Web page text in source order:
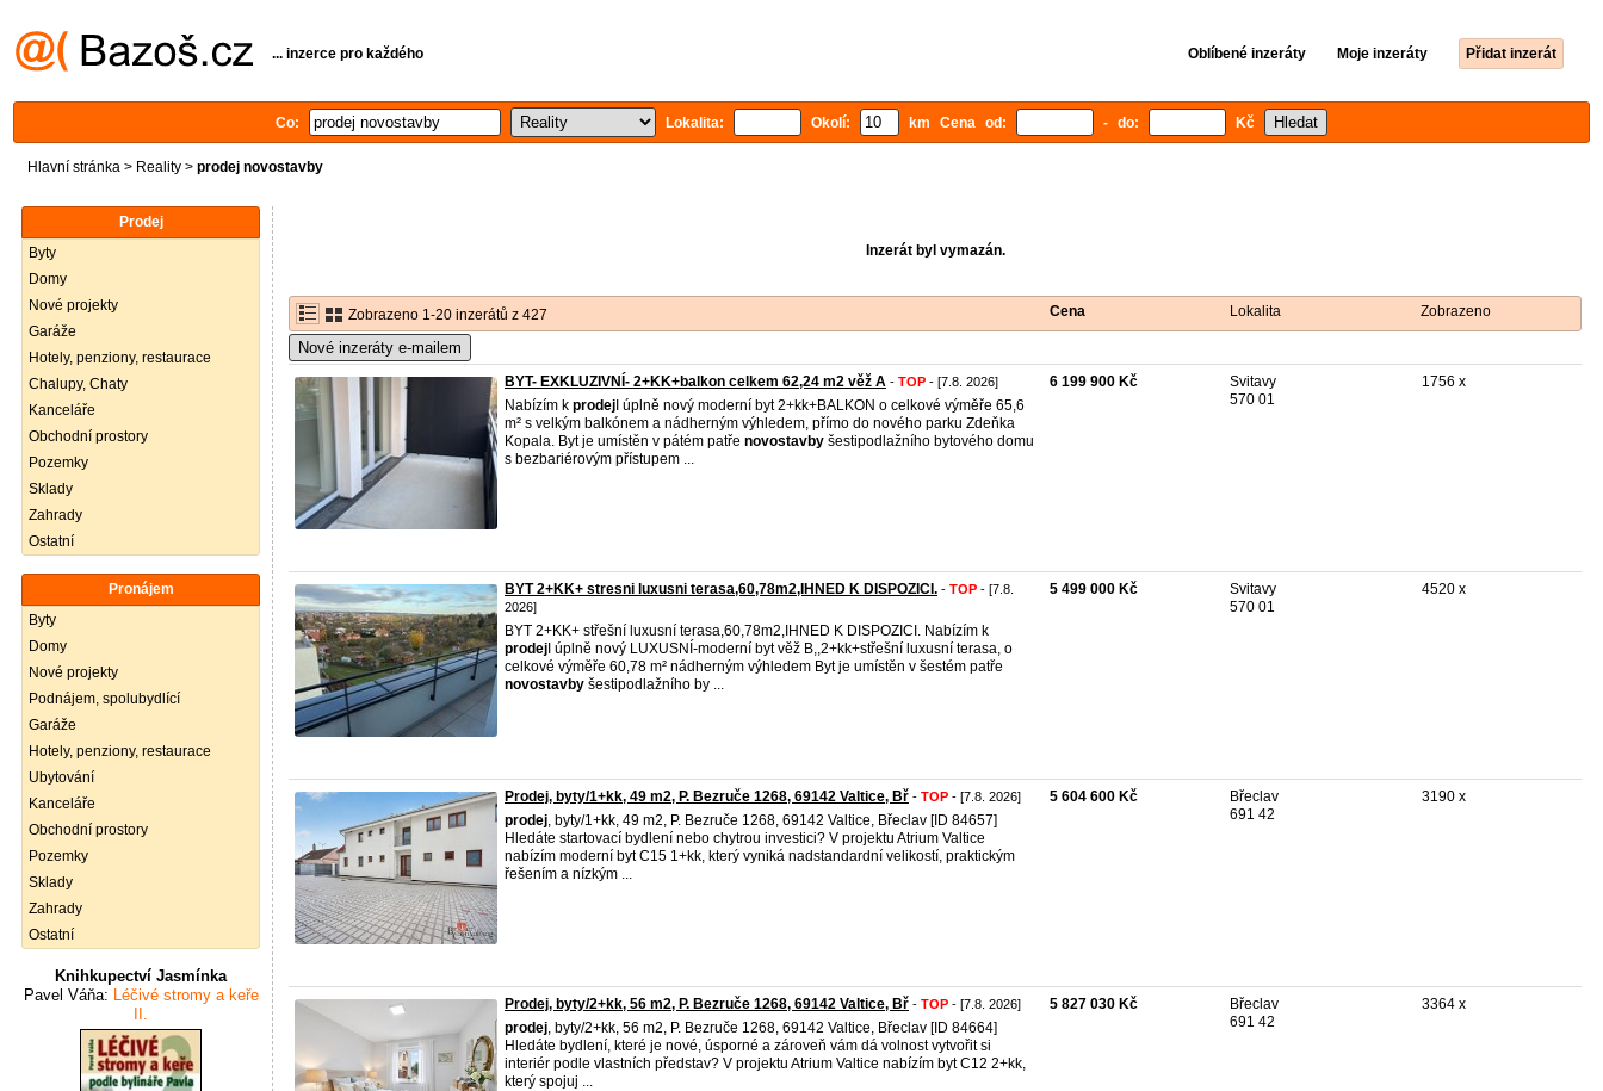
... inzerce pro každého Oblíbené inzeráty Moje inzeráty Přidat inzerát
Co: Lokalita: Okolí: km Cena od: - do: Kč
Hlavní stránka > Reality > prodej novostavby
Prodej
Byty
Domy
Nové projekty
Garáže
Hotely, penziony, restaurace
Chalupy, Chaty
Kanceláře
Obchodní prostory
Pozemky
Sklady
Zahrady
Ostatní
Pronájem
Byty
Domy
Nové projekty
Podnájem, spolubydlící
Garáže
Hotely, penziony, restaurace
Ubytování
Kanceláře
Obchodní prostory
Pozemky
Sklady
Zahrady
Ostatní
Knihkupectví Jasmínka
Pavel Váňa: Léčivé stromy a keře
II.
Inzerát byl vymazán.
Zobrazeno 1-20 inzerátů z 427 Cena Lokalita Zobrazeno
Nové inzeráty e-mailem
BYT- EXKLUZIVNÍ- 2+KK+balkon celkem 62,24 m2 věž A - TOP - [7.8. 2026]
Nabízím k prodej I úplně nový moderní byt 2+kk+BALKON o celkové výměře 65,6
m² s velkým balkónem a nádherným výhledem, přímo do nového parku Zdeňka
Kopala. Byt je umístěn v pátém patře novostavby šestipodlažního bytového domu
s bezbariérovým přístupem ...
6 199 900 Kč
Svitavy
570 01
1756 x
BYT 2+KK+ stresni luxusni terasa,60,78m2,IHNED K DISPOZICI. - TOP - [7.8.
2026]
BYT 2+KK+ střešní luxusní terasa,60,78m2,IHNED K DISPOZICI. Nabízím k
prodej I úplně nový LUXUSNÍ-moderní byt věž B,,2+kk+střešní luxusní terasa, o
celkové výměře 60,78 m² nádherným výhledem Byt je umístěn v šestém patře
novostavby šestipodlažního by ...
5 499 000 Kč
Svitavy
570 01
4520 x
Prodej, byty/1+kk, 49 m2, P. Bezruče 1268, 69142 Valtice, Bř - TOP - [7.8. 2026]
prodej, byty/1+kk, 49 m2, P. Bezruče 1268, 69142 Valtice, Břeclav [ID 84657]
Hledáte startovací bydlení nebo chytrou investici? V projektu Atrium Valtice
nabízím moderní byt C15 1+kk, který vyniká nadstandardní velikostí, praktickým
řešením a nízkým ...
5 604 600 Kč
Břeclav
691 42
3190 x
Prodej, byty/2+kk, 56 m2, P. Bezruče 1268, 69142 Valtice, Bř - TOP - [7.8. 2026]
prodej, byty/2+kk, 56 m2, P. Bezruče 1268, 69142 Valtice, Břeclav [ID 84664]
Hledáte bydlení, které je nové, úsporné a zároveň vám dá volnost vytvořit si
interiér podle vlastních představ? V projektu Atrium Valtice nabízím byt C12 2+kk,
který spojuj ...
5 827 030 Kč
Břeclav
691 42
3364 x